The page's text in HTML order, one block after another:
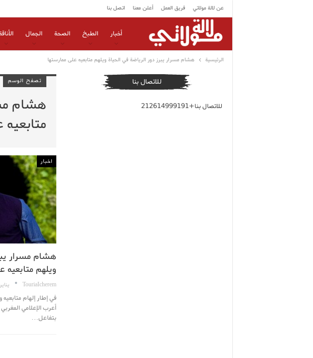
عن لالة مولاتي فريق العمل أعلن معنا اتصل بنا
أخبار الطبخ الصحة الجمال
الرئيسية هشام مسرار يبرز دور الرياضة في الحياة ويلهم متابعيه على ممارستها
تصفح الوسم
هشام
اخبار
هشام مسرار
ويلهم متابعيه
TouriaIcherem يناير 3, 2025
في إطار إلهام
أعرب الإعلامي
بتفاعل…
للاتصال بنا
للاتصال بنا+212614999191